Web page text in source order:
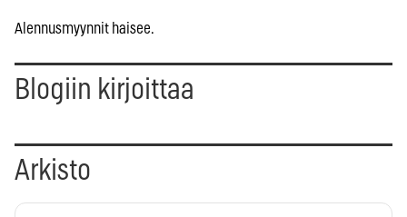
Alennusmyynnit haisee.
Blogiin kirjoittaa
Arkisto